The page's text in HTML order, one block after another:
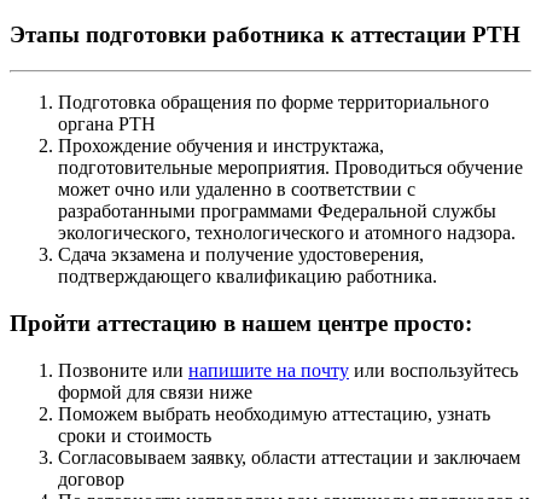
Этапы подготовки работника к аттестации РТН
Подготовка обращения по форме территориального
органа РТН
Прохождение обучения и инструктажа,
подготовительные мероприятия. Проводиться обучение
может очно или удаленно в соответствии с
разработанными программами Федеральной службы
экологического, технологического и атомного надзора.
Сдача экзамена и получение удостоверения,
подтверждающего квалификацию работника.
Пройти аттестацию в нашем центре просто:
Позвоните или напишите на почту или воспользуйтесь
формой для связи ниже
Поможем выбрать необходимую аттестацию, узнать
сроки и стоимость
Согласовываем заявку, области аттестации и заключаем
договор